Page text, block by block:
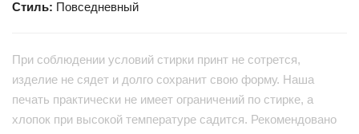
Стиль: Повседневный
При соблюдении условий стирки принт не сотрется,
изделие не сядет и долго сохранит свою форму. Наша
печать практически не имеет ограничений по стирке, а
хлопок при высокой температуре садится. Рекомендовано